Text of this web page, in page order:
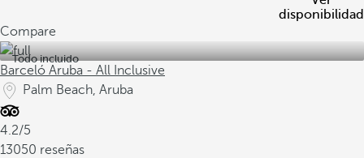
disponibilidad
Compare
Todo incluido
Barceló Aruba - All Inclusive
Palm Beach, Aruba
4.2/5
13050 reseñas